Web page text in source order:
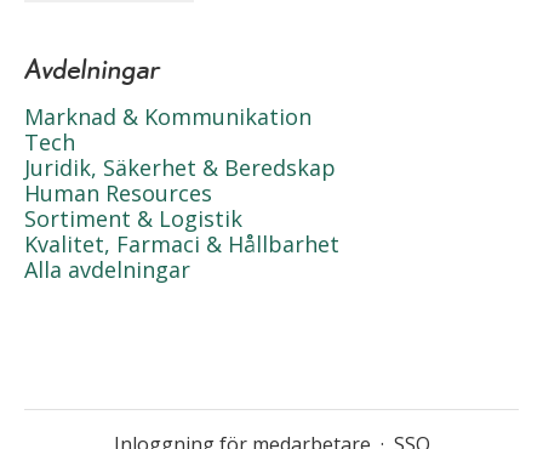
Avdelningar
Marknad & Kommunikation
Tech
Juridik, Säkerhet & Beredskap
Human Resources
Sortiment & Logistik
Kvalitet, Farmaci & Hållbarhet
Alla avdelningar